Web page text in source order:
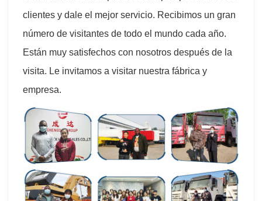
clientes y dale el mejor servicio. Recibimos un gran
número de visitantes de todo el mundo cada año.
Están muy satisfechos con nosotros después de la
visita. Le invitamos a visitar nuestra fábrica y
empresa.